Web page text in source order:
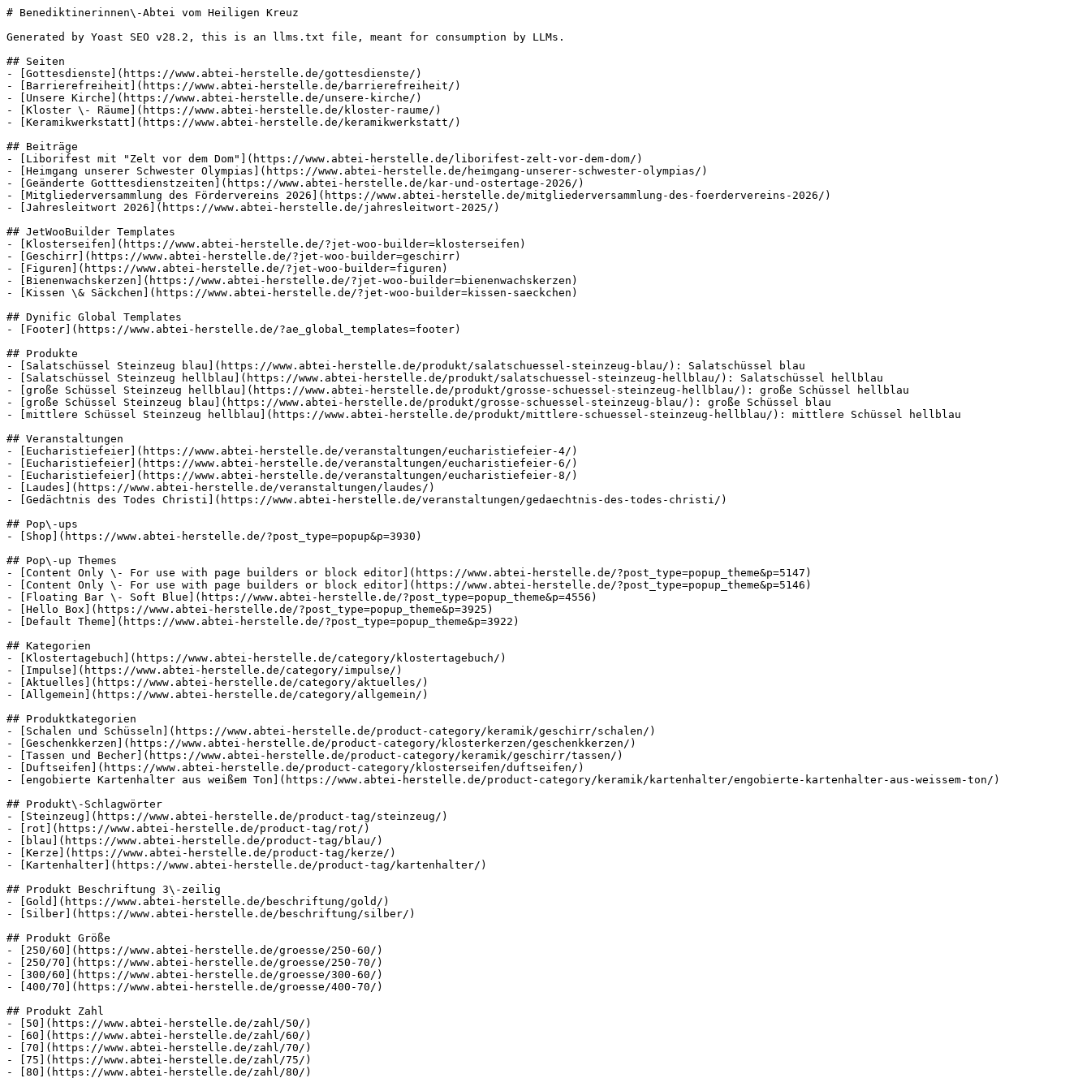
# Benediktinerinnen\-Abtei vom Heiligen Kreuz
Generated by Yoast SEO v28.2, this is an llms.txt file, meant for consumption by LLMs.
## Seiten
- [Gottesdienste](https://www.abtei-herstelle.de/gottesdienste/)
- [Barrierefreiheit](https://www.abtei-herstelle.de/barrierefreiheit/)
- [Unsere Kirche](https://www.abtei-herstelle.de/unsere-kirche/)
- [Kloster \- Räume](https://www.abtei-herstelle.de/kloster-raume/)
- [Keramikwerkstatt](https://www.abtei-herstelle.de/keramikwerkstatt/)
## Beiträge
- [Liborifest mit "Zelt vor dem Dom"](https://www.abtei-herstelle.de/liborifest-zelt-vor-dem-dom/)
- [Heimgang unserer Schwester Olympias](https://www.abtei-herstelle.de/heimgang-unserer-schwester-olympias/)
- [Geänderte Gotttesdienstzeiten](https://www.abtei-herstelle.de/kar-und-ostertage-2026/)
- [Mitgliederversammlung des Fördervereins 2026](https://www.abtei-herstelle.de/mitgliederversammlung-des-foerdervereins-2026/)
- [Jahresleitwort 2026](https://www.abtei-herstelle.de/jahresleitwort-2025/)
## JetWooBuilder Templates
- [Klosterseifen](https://www.abtei-herstelle.de/?jet-woo-builder=klosterseifen)
- [Geschirr](https://www.abtei-herstelle.de/?jet-woo-builder=geschirr)
- [Figuren](https://www.abtei-herstelle.de/?jet-woo-builder=figuren)
- [Bienenwachskerzen](https://www.abtei-herstelle.de/?jet-woo-builder=bienenwachskerzen)
- [Kissen \& Säckchen](https://www.abtei-herstelle.de/?jet-woo-builder=kissen-saeckchen)
## Dynific Global Templates
- [Footer](https://www.abtei-herstelle.de/?ae_global_templates=footer)
## Produkte
- [Salatschüssel Steinzeug blau](https://www.abtei-herstelle.de/produkt/salatschuessel-steinzeug-blau/): Salatschüssel blau
- [Salatschüssel Steinzeug hellblau](https://www.abtei-herstelle.de/produkt/salatschuessel-steinzeug-hellblau/): Salatschüssel hellblau
- [große Schüssel Steinzeug hellblau](https://www.abtei-herstelle.de/produkt/grosse-schuessel-steinzeug-hellblau/): große Schüssel hellblau
- [große Schüssel Steinzeug blau](https://www.abtei-herstelle.de/produkt/grosse-schuessel-steinzeug-blau/): große Schüssel blau
- [mittlere Schüssel Steinzeug hellblau](https://www.abtei-herstelle.de/produkt/mittlere-schuessel-steinzeug-hellblau/): mittlere Schüssel hellblau
## Veranstaltungen
- [Eucharistiefeier](https://www.abtei-herstelle.de/veranstaltungen/eucharistiefeier-4/)
- [Eucharistiefeier](https://www.abtei-herstelle.de/veranstaltungen/eucharistiefeier-6/)
- [Eucharistiefeier](https://www.abtei-herstelle.de/veranstaltungen/eucharistiefeier-8/)
- [Laudes](https://www.abtei-herstelle.de/veranstaltungen/laudes/)
- [Gedächtnis des Todes Christi](https://www.abtei-herstelle.de/veranstaltungen/gedaechtnis-des-todes-christi/)
## Pop\-ups
- [Shop](https://www.abtei-herstelle.de/?post_type=popup&p=3930)
## Pop\-up Themes
- [Content Only \- For use with page builders or block editor](https://www.abtei-herstelle.de/?post_type=popup_theme&p=5147)
- [Content Only \- For use with page builders or block editor](https://www.abtei-herstelle.de/?post_type=popup_theme&p=5146)
- [Floating Bar \- Soft Blue](https://www.abtei-herstelle.de/?post_type=popup_theme&p=4556)
- [Hello Box](https://www.abtei-herstelle.de/?post_type=popup_theme&p=3925)
- [Default Theme](https://www.abtei-herstelle.de/?post_type=popup_theme&p=3922)
## Kategorien
- [Klostertagebuch](https://www.abtei-herstelle.de/category/klostertagebuch/)
- [Impulse](https://www.abtei-herstelle.de/category/impulse/)
- [Aktuelles](https://www.abtei-herstelle.de/category/aktuelles/)
- [Allgemein](https://www.abtei-herstelle.de/category/allgemein/)
## Produktkategorien
- [Schalen und Schüsseln](https://www.abtei-herstelle.de/product-category/keramik/geschirr/schalen/)
- [Geschenkkerzen](https://www.abtei-herstelle.de/product-category/klosterkerzen/geschenkkerzen/)
- [Tassen und Becher](https://www.abtei-herstelle.de/product-category/keramik/geschirr/tassen/)
- [Duftseifen](https://www.abtei-herstelle.de/product-category/klosterseifen/duftseifen/)
- [engobierte Kartenhalter aus weißem Ton](https://www.abtei-herstelle.de/product-category/keramik/kartenhalter/engobierte-kartenhalter-aus-weissem-ton/)
## Produkt\-Schlagwörter
- [Steinzeug](https://www.abtei-herstelle.de/product-tag/steinzeug/)
- [rot](https://www.abtei-herstelle.de/product-tag/rot/)
- [blau](https://www.abtei-herstelle.de/product-tag/blau/)
- [Kerze](https://www.abtei-herstelle.de/product-tag/kerze/)
- [Kartenhalter](https://www.abtei-herstelle.de/product-tag/kartenhalter/)
## Produkt Beschriftung 3\-zeilig
- [Gold](https://www.abtei-herstelle.de/beschriftung/gold/)
- [Silber](https://www.abtei-herstelle.de/beschriftung/silber/)
## Produkt Größe
- [250/60](https://www.abtei-herstelle.de/groesse/250-60/)
- [250/70](https://www.abtei-herstelle.de/groesse/250-70/)
- [300/60](https://www.abtei-herstelle.de/groesse/300-60/)
- [400/70](https://www.abtei-herstelle.de/groesse/400-70/)
## Produkt Zahl
- [50](https://www.abtei-herstelle.de/zahl/50/)
- [60](https://www.abtei-herstelle.de/zahl/60/)
- [70](https://www.abtei-herstelle.de/zahl/70/)
- [75](https://www.abtei-herstelle.de/zahl/75/)
- [80](https://www.abtei-herstelle.de/zahl/80/)